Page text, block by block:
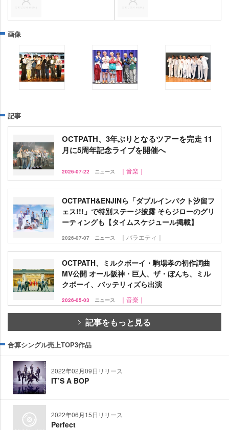
画像
記事
OCTPATH、3年ぶりとなるツアーを完走 11
月に5周年記念ライブを開催へ
2026-07-22 ニュース ｜音楽｜
OCTPATH&ENJINら「ダブルインパクト汐留フ
ェス!!!」で特別ステージ披露 そらジローのグリ
ーティングも【タイムスケジュール掲載】
2026-07-07 ニュース ｜バラエティ｜
OCTPATH、ミルクボーイ・駒場孝の初作詞曲
MV公開 オール阪神・巨人、ザ・ぼんち、ミル
クボーイ、バッテリィズら出演
2026-05-03 ニュース ｜音楽｜
記事をもっと見る
合算シングル売上TOP3作品
2022年02月09日リリース
IT’S A BOP
2022年06月15日リリース
Perfect